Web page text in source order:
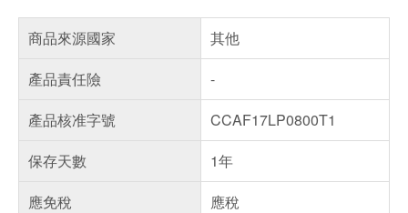
商品來源國家
其他
產品責任險
-
產品核准字號
CCAF17LP0800T1
保存天數
1年
應免稅
應稅